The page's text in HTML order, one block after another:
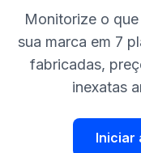
Monitorize o
sua marca em 7
fabricadas,
inexatas
Iniciar